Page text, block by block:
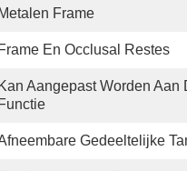
Metalen Frame
Frame En Occlusal Restes
Kan Aangepast Worden Aan
Functie
Gedeeltelijke